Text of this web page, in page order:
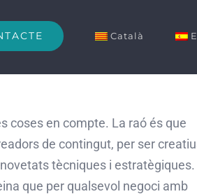
Català
coses en compte. La raó és que
de contingut, per ser
tècniques i estratègiques.
que per qualsevol negoci amb